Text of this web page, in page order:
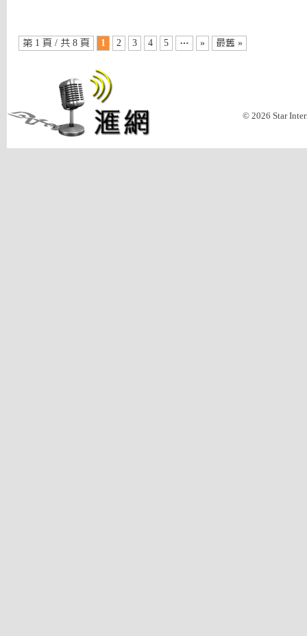
第 1 頁 / 共 8 頁 1 2 3 4 5 … » 最舊 »
© 2026 Star